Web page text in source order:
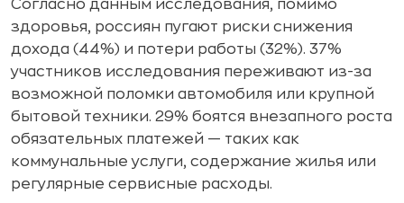
Согласно данным исследования, помимо
здоровья, россиян пугают риски снижения
дохода (44%) и потери работы (32%). 37%
участников исследования переживают из-за
возможной поломки автомобиля или крупной
бытовой техники. 29% боятся внезапного роста
обязательных платежей — таких как
коммунальные услуги, содержание жилья или
регулярные сервисные расходы.